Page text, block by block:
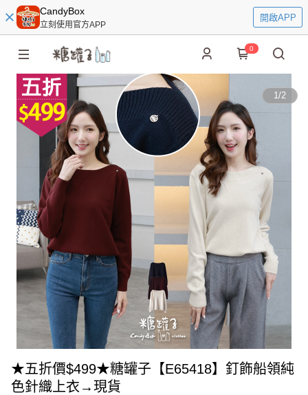
CandyBox
立刻使用官方APP
開啟APP
0
1/2
★五折價$499★糖罐子【E65418】釘飾船領純
色針織上衣→現貨